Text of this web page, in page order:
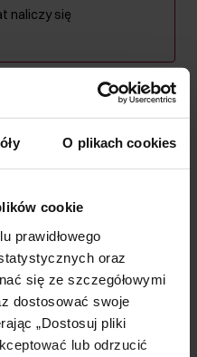
O plikach cookies
cookie
prawidłowego
oraz
się ze szczegółowymi
dostosować swoje
„Dostosuj pliki
lub odrzucić
naliczy się